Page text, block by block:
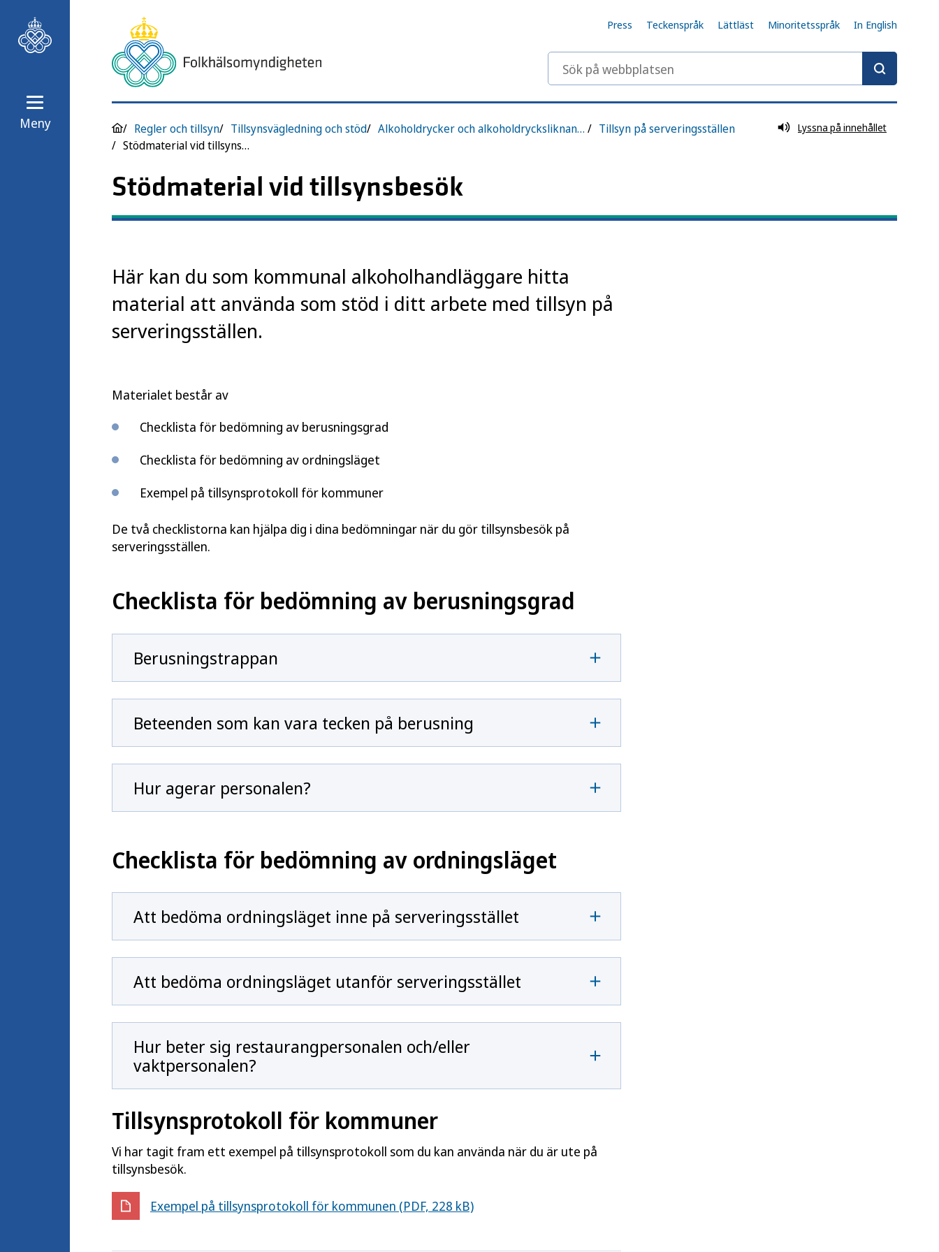
Meny
Press Teckenspråk Lättläst Minoritetsspråk In English
Sök på webbplatsen
Regler och tillsyn Tillsynsvägledning och stöd Alkoholdrycker och alkoholdrycksliknande preparat – tillsynsvägledning för försäljning
Tillsyn på serveringsställen
Stödmaterial vid tillsynsbesök
Lyssna på innehållet
Stödmaterial vid tillsynsbesök
Här kan du som kommunal alkoholhandläggare hitta
material att använda som stöd i ditt arbete med tillsyn på
serveringsställen.
Materialet består av
Checklista för bedömning av berusningsgrad
Checklista för bedömning av ordningsläget
Exempel på tillsynsprotokoll för kommuner
De två checklistorna kan hjälpa dig i dina bedömningar när du gör tillsynsbesök på
serveringsställen.
Checklista för bedömning av berusningsgrad
Berusningstrappan
Beteenden som kan vara tecken på berusning
Hur agerar personalen?
Checklista för bedömning av ordningsläget
Att bedöma ordningsläget inne på serveringsstället
Att bedöma ordningsläget utanför serveringsstället
Hur beter sig restaurangpersonalen och/eller
vaktpersonalen?
Tillsynsprotokoll för kommuner
Vi har tagit fram ett exempel på tillsynsprotokoll som du kan använda när du är ute på
tillsynsbesök.
Exempel på tillsynsprotokoll för kommunen (PDF, 228 kB)